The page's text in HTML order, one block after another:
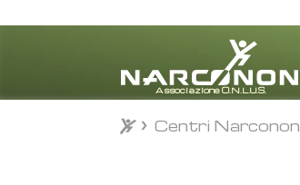
⨯
Centri Narconon